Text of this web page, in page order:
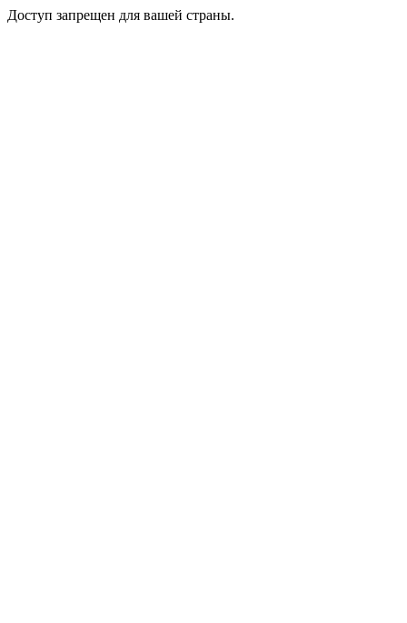
Доступ запрещен для вашей страны.